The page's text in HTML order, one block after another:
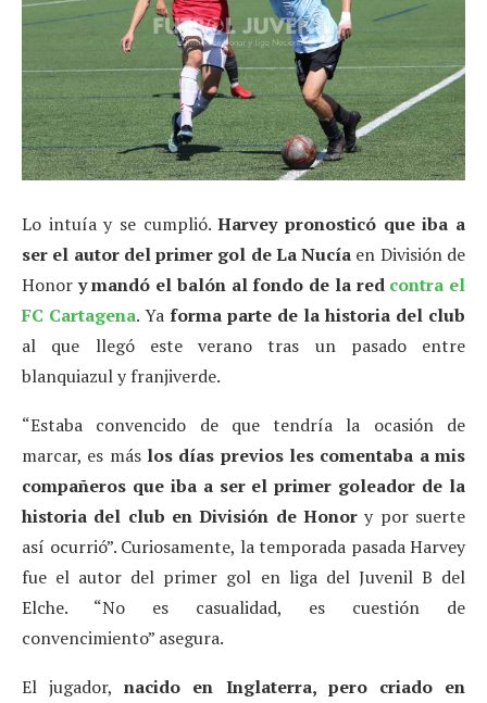
Lo intuía y se cumplió.Harvey pronosticó que iba a
ser el autor del primer gol de La Nucía en División de
Honory mandó el balón al fondo de la red contra el
FC Cartagena. Ya forma parte de la historia del club
al que llegó este verano tras un pasado entre
blanquiazul y franjiverde.
“Estaba convencido de que tendría la ocasión de
marcar, es más los días previos les comentaba a mis
compañeros que iba a ser el primer goleador de la
historia del club en División de Honor y por suerte
así ocurrió”. Curiosamente, la temporada pasada Harvey
fue el autor del primer gol en liga del Juvenil B del
Elche. “No es casualidad, es cuestión de
convencimiento” asegura.
El jugador,nacido en Inglaterra, pero criado en